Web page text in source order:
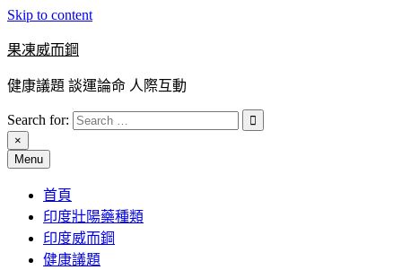
Skip to content
果凍威而鋼
健康議題 談運論命 人際互動
Search for:
×
Menu
首頁
印度壯陽藥種類
印度威而鋼
健康議題